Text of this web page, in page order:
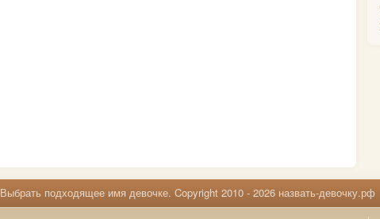
Выбрать подходящее имя девочке. Copyright 2010 - 2026 назвать-девочку.рф